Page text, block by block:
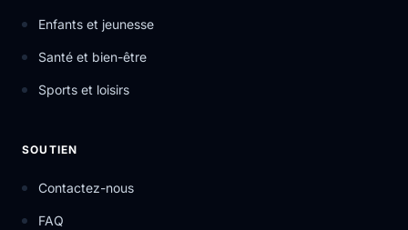
Enfants et jeunesse
Santé et bien-être
Sports et loisirs
SOUTIEN
Contactez-nous
FAQ